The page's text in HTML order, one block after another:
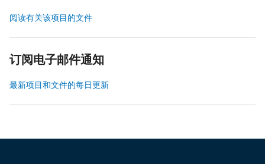
阅读有关该项目的文件
订阅电子邮件通知
最新项目和文件的每日更新